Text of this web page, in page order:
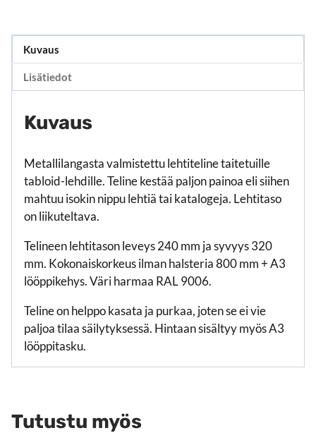
Kuvaus
Lisätiedot
Kuvaus
Metallilangasta valmistettu lehtiteline taitetuille
tabloid-lehdille. Teline kestää paljon painoa eli siihen
mahtuu isokin nippu lehtiä tai katalogeja. Lehtitaso
on liikuteltava.
Telineen lehtitason leveys 240 mm ja syvyys 320
mm. Kokonaiskorkeus ilman halsteria 800 mm + A3
lööppikehys. Väri harmaa RAL 9006.
Teline on helppo kasata ja purkaa, joten se ei vie
paljoa tilaa säilytyksessä. Hintaan sisältyy myös A3
lööppitasku.
Tutustu myös